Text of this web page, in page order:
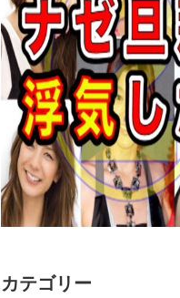
カテゴリー